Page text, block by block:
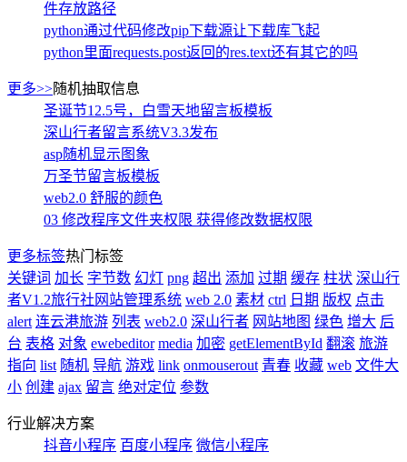
件存放路径
python通过代码修改pip下载源让下载库飞起
python里面requests.post返回的res.text还有其它的吗
更多>>随机抽取信息
圣诞节12.5号，白雪天地留言板模板
深山行者留言系统V3.3发布
asp随机显示图象
万圣节留言板模板
web2.0 舒服的颜色
03 修改程序文件夹权限 获得修改数据权限
更多标签热门标签
关键词 加长 字节数 幻灯 png 超出 添加 过期 缓存 柱状 深山行
者V1.2旅行社网站管理系统 web 2.0 素材 ctrl 日期 版权 点击
alert 连云港旅游 列表 web2.0 深山行者 网站地图 绿色 增大 后
台 表格 对象 ewebeditor media 加密 getElementById 翻滚 旅游
指向 list 随机 导航 游戏 link onmouserout 青春 收藏 web 文件大
小 创建 ajax 留言 绝对定位 参数
行业解决方案
抖音小程序 百度小程序 微信小程序